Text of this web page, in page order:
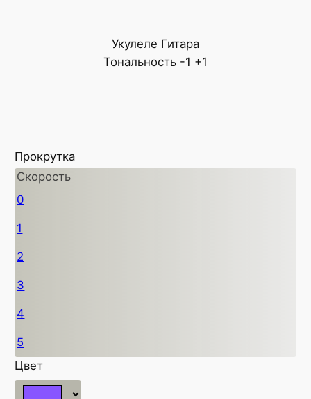
Укулеле Гитара
Тональность -1 +1
Прокрутка
Скорость
0
1
2
3
4
5
Цвет